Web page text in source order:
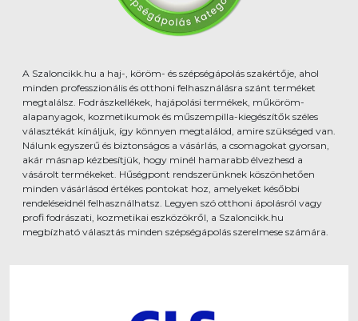
A Szaloncikk.hu a haj-, köröm- és szépségápolás szakértője, ahol
minden professzionális és otthoni felhasználásra szánt terméket
megtalálsz. Fodrászkellékek, hajápolási termékek, műköröm-
alapanyagok, kozmetikumok és műszempilla-kiegészítők széles
választékát kínáljuk, így könnyen megtalálod, amire szükséged van.
Nálunk egyszerű és biztonságos a vásárlás, a csomagokat gyorsan,
akár másnap kézbesítjük, hogy minél hamarabb élvezhesd a
vásárolt termékeket. Hűségpont rendszerünknek köszönhetően
minden vásárlásod értékes pontokat hoz, amelyeket későbbi
rendeléseidnél felhasználhatsz. Legyen szó otthoni ápolásról vagy
profi fodrászati, kozmetikai eszközökről, a Szaloncikk.hu
megbízható választás minden szépségápolás szerelmese számára.